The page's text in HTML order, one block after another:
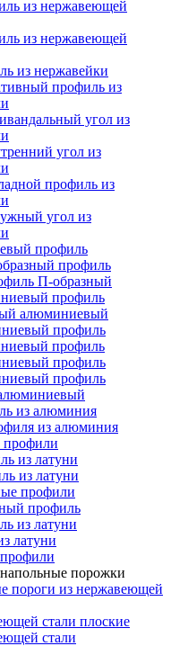
из нержавеющей
из нержавеющей
из нержавейки
профиль из
угол из
угол из
профиль из
угол из
профиль
профиль
П-образный
профиль
алюминиевый
профиль
профиль
профиль
профиль
из алюминия
из алюминия
профили
из латуни
из латуни
профили
профиль
из латуни
латуни
порожки
пороги из нержавеющей
стали плоские
стали